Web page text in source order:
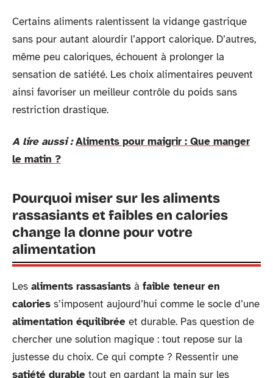
Certains aliments ralentissent la vidange gastrique
sans pour autant alourdir l’apport calorique. D’autres,
même peu caloriques, échouent à prolonger la
sensation de satiété. Les choix alimentaires peuvent
ainsi favoriser un meilleur contrôle du poids sans
restriction drastique.
A lire aussi : Aliments pour maigrir : Que manger
le matin ?
Pourquoi miser sur les aliments
rassasiants et faibles en calories
change la donne pour votre
alimentation
Les aliments rassasiants à faible teneur en
calories s’imposent aujourd’hui comme le socle d’une
alimentation équilibrée et durable. Pas question de
chercher une solution magique : tout repose sur la
justesse du choix. Ce qui compte ? Ressentir une
satiété durable tout en gardant la main sur les